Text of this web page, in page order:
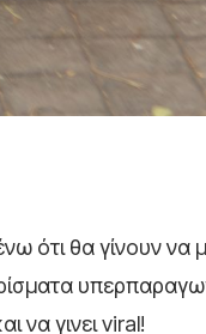
ότι θα γίνουν να
να γινει viral!